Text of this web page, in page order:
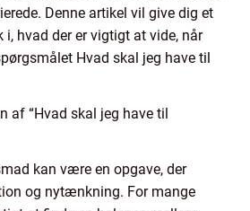
Denne artikel vil give dig et
i, hvad der er vigtigt at vide, når
Hvad skal jeg have til
af “Hvad skal jeg have til
kan være en opgave, der
og nytænkning. For mange